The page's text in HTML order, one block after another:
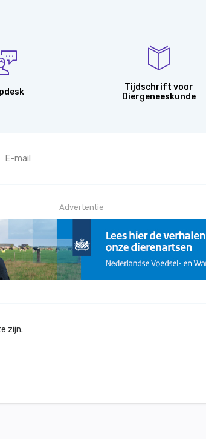
Tijdschrift voor
Diergeneeskunde
E-mail
Advertentie
zijn.